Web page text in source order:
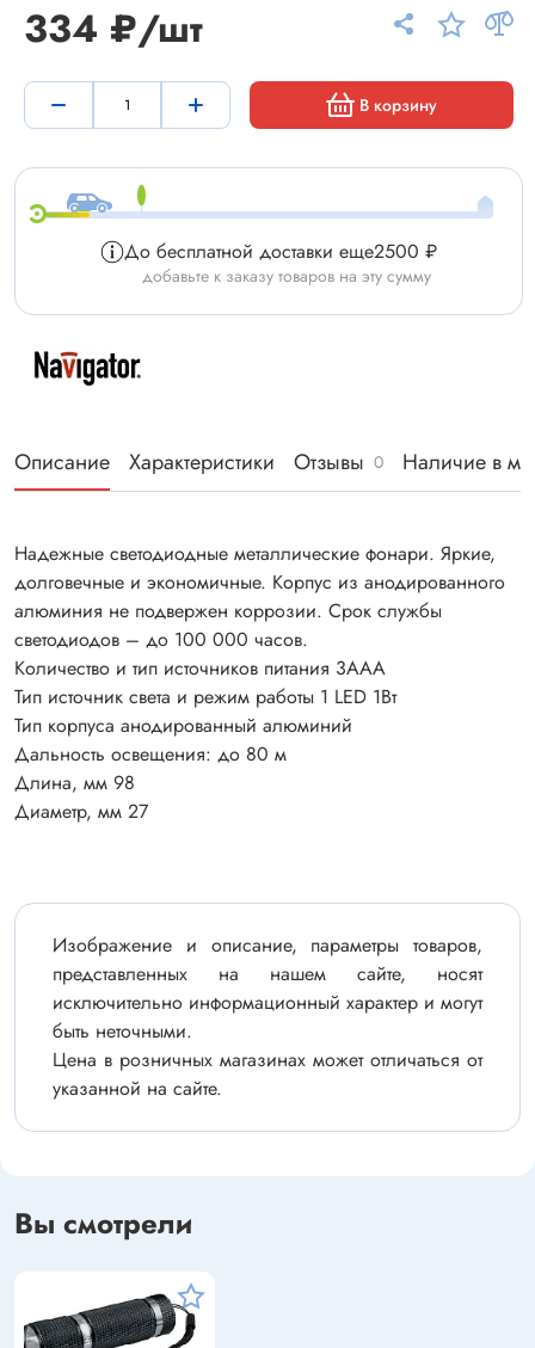
334 ₽/шт
В корзину
До бесплатной доставки еще2500 ₽
добавьте к заказу товаров на эту сумму
Описание Характеристики Отзывы 0 Наличие в
Надежные светодиодные металлические фонари. Яркие,
долговечные и экономичные. Корпус из анодированного
алюминия не подвержен коррозии. Срок службы
светодиодов – до 100 000 часов.
Количество и тип источников питания 3ААА
Тип источник света и режим работы 1 LED 1Вт
Тип корпуса анодированный алюминий
Дальность освещения: до 80 м
Длина, мм 98
Диаметр, мм 27
Изображение и описание, параметры товаров,
представленных на нашем сайте, носят
исключительно информационный характер и могут
быть неточными.
Цена в розничных магазинах может отличаться от
указанной на сайте.
Вы смотрели